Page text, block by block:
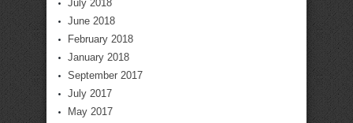
July 2018
June 2018
February 2018
January 2018
September 2017
July 2017
May 2017